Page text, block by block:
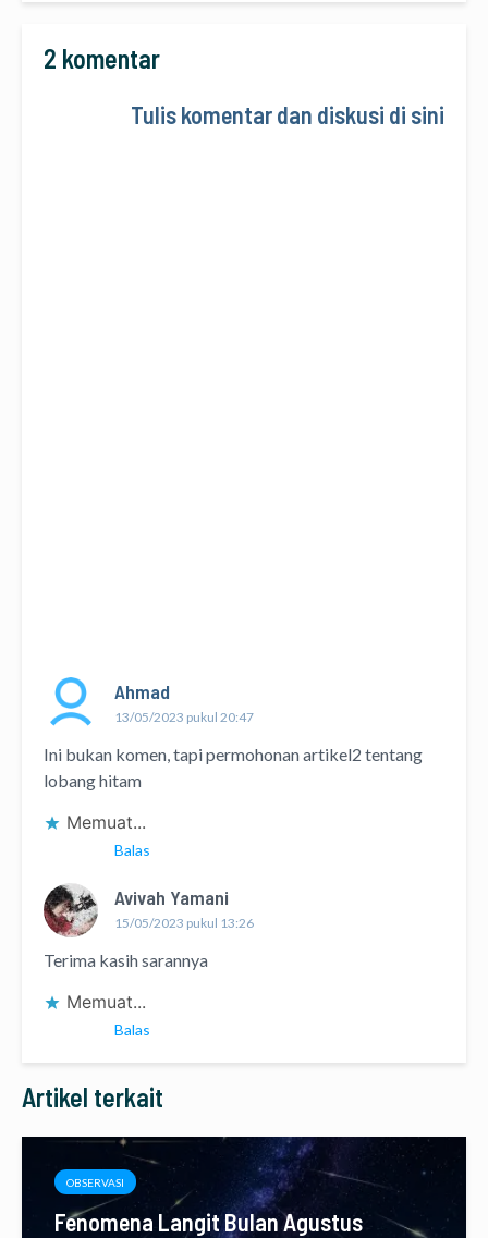
2 komentar
Tulis komentar dan diskusi di sini
Ahmad
13/05/2023 pukul 20:47
Ini bukan komen, tapi permohonan artikel2 tentang
lobang hitam
Memuat...
Balas
Avivah Yamani
15/05/2023 pukul 13:26
Terima kasih sarannya
Memuat...
Balas
Artikel terkait
OBSERVASI
Fenomena Langit Bulan Agustus